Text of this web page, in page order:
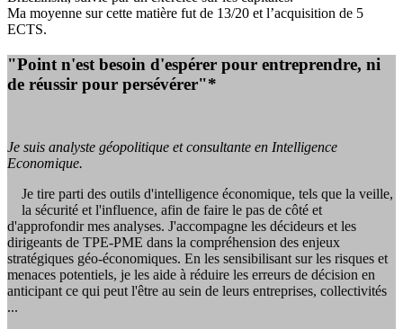
Ma moyenne sur cette matière fut de 13/20 et l’acquisition de 5
ECTS.
"Point n'est besoin d'espérer pour entreprendre, ni
de réussir pour persévérer"*
Je suis analyste géopolitique et consultante en Intelligence
Economique.
Je tire parti des outils d'intelligence économique, tels que la veille,
la sécurité et l'influence, afin de faire le pas de côté et
d'approfondir mes analyses. J'accompagne les décideurs et les
dirigeants de TPE-PME dans la compréhension des enjeux
stratégiques géo-économiques. En les sensibilisant sur les risques et
menaces potentiels, je les aide à réduire les erreurs de décision en
anticipant ce qui peut l'être au sein de leurs entreprises, collectivités
...